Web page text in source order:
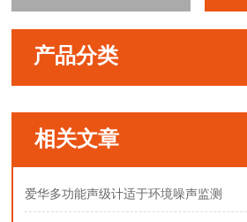
产品分类
相关文章
爱华多功能声级计适于环境噪声监测